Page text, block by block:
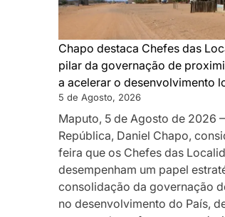
Chapo destaca Chefes das
pilar da governação de
a acelerar o desenvolvimento
5 de Agosto, 2026
Maputo, 5 de Agosto de 2026
República, Daniel Chapo,
feira que os Chefes das
desempenham um papel
consolidação da governação
no desenvolvimento do País,